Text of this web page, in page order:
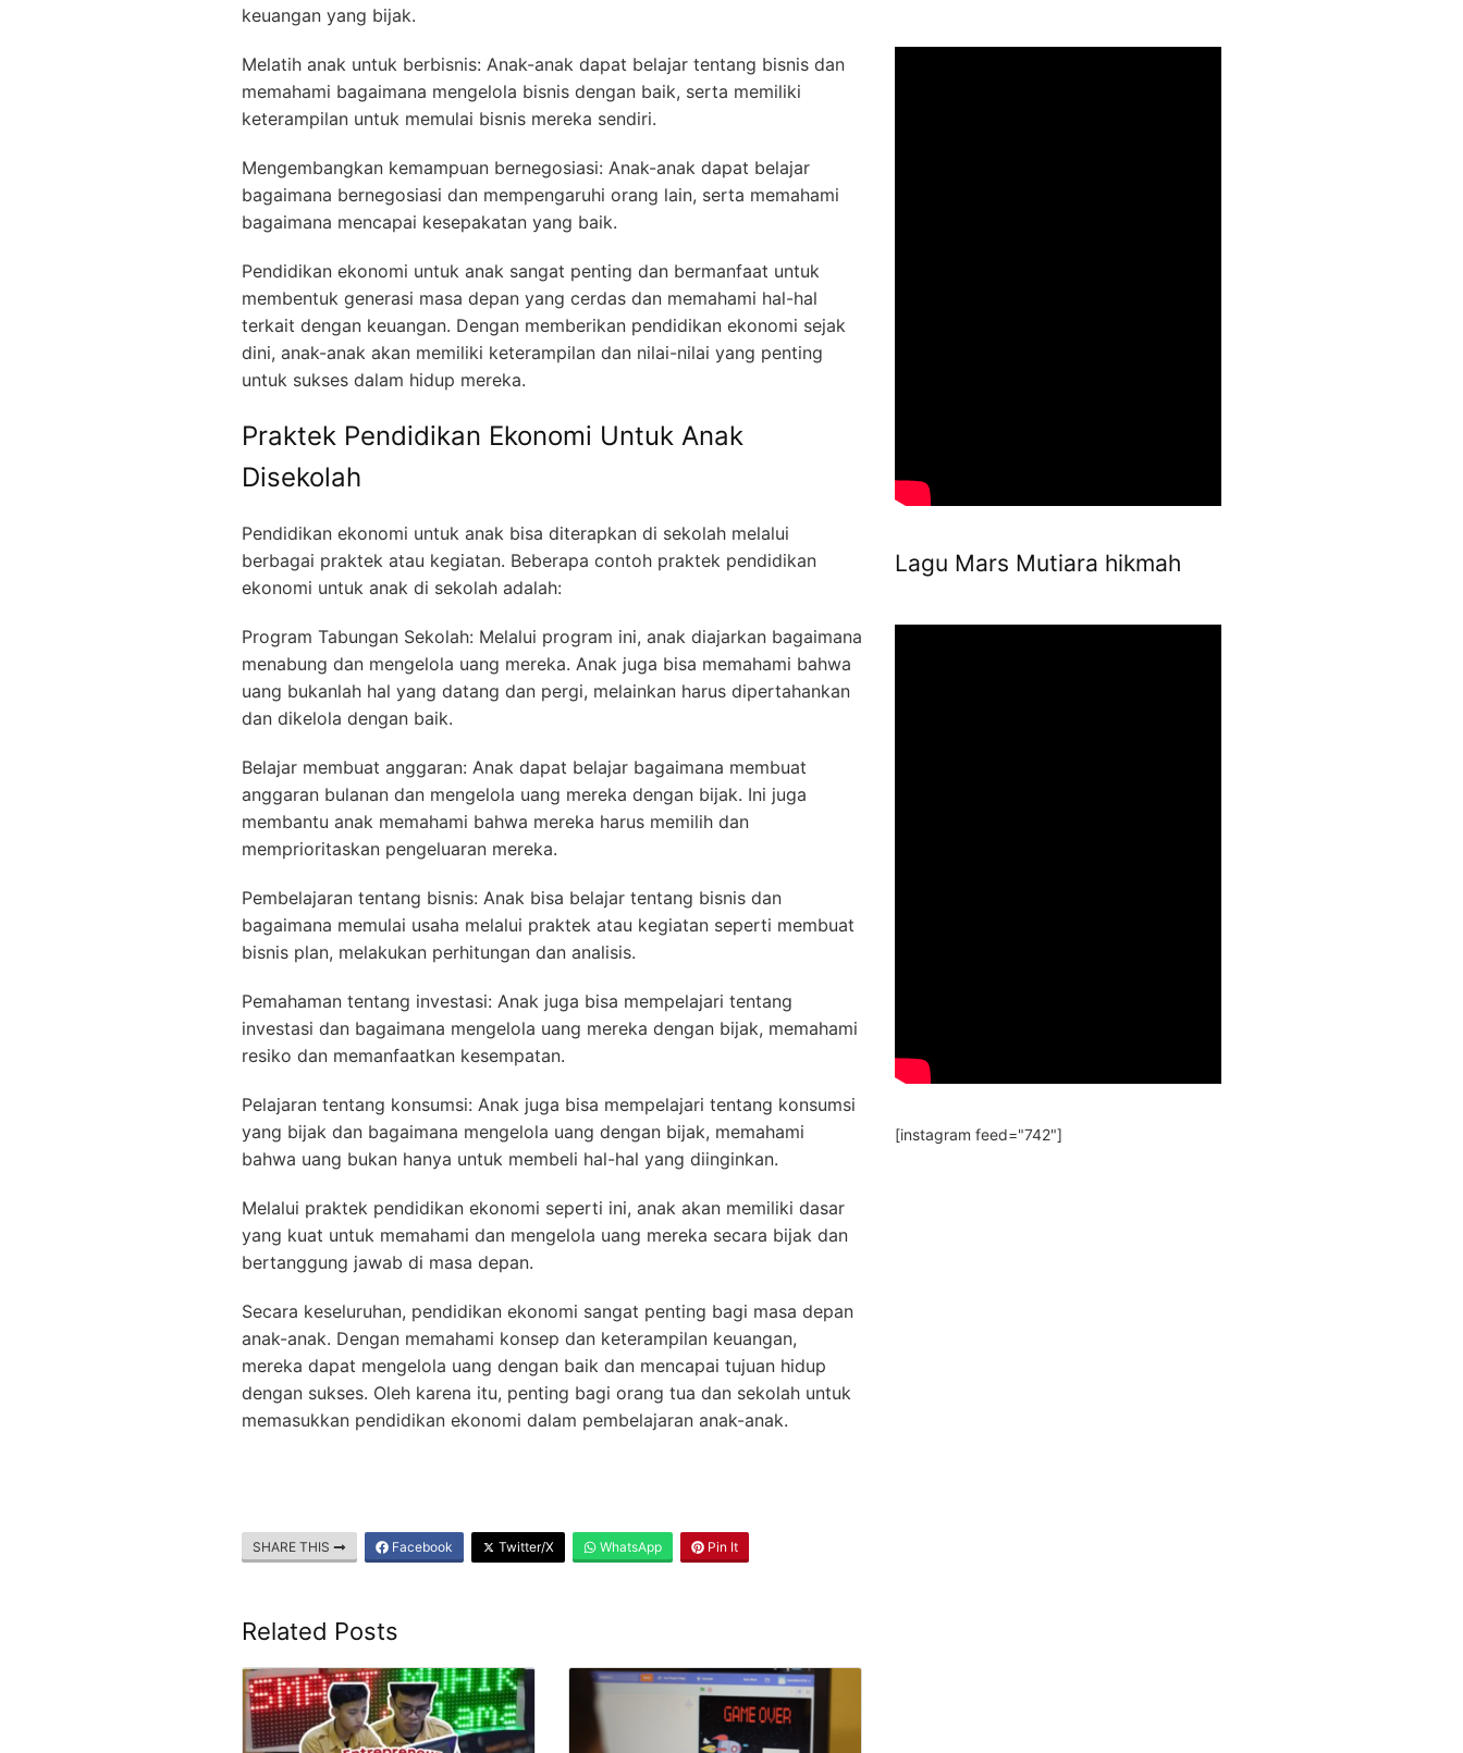
keuangan yang bijak.
Melatih anak untuk berbisnis: Anak-anak dapat belajar tentang bisnis dan
memahami bagaimana mengelola bisnis dengan baik, serta memiliki
keterampilan untuk memulai bisnis mereka sendiri.
Mengembangkan kemampuan bernegosiasi: Anak-anak dapat belajar
bagaimana bernegosiasi dan mempengaruhi orang lain, serta memahami
bagaimana mencapai kesepakatan yang baik.
Pendidikan ekonomi untuk anak sangat penting dan bermanfaat untuk
membentuk generasi masa depan yang cerdas dan memahami hal-hal
terkait dengan keuangan. Dengan memberikan pendidikan ekonomi sejak
dini, anak-anak akan memiliki keterampilan dan nilai-nilai yang penting
untuk sukses dalam hidup mereka.
Praktek Pendidikan Ekonomi Untuk Anak
Disekolah
Pendidikan ekonomi untuk anak bisa diterapkan di sekolah melalui
berbagai praktek atau kegiatan. Beberapa contoh praktek pendidikan
ekonomi untuk anak di sekolah adalah:
Program Tabungan Sekolah: Melalui program ini, anak diajarkan bagaimana
menabung dan mengelola uang mereka. Anak juga bisa memahami bahwa
uang bukanlah hal yang datang dan pergi, melainkan harus dipertahankan
dan dikelola dengan baik.
Belajar membuat anggaran: Anak dapat belajar bagaimana membuat
anggaran bulanan dan mengelola uang mereka dengan bijak. Ini juga
membantu anak memahami bahwa mereka harus memilih dan
memprioritaskan pengeluaran mereka.
Pembelajaran tentang bisnis: Anak bisa belajar tentang bisnis dan
bagaimana memulai usaha melalui praktek atau kegiatan seperti membuat
bisnis plan, melakukan perhitungan dan analisis.
Pemahaman tentang investasi: Anak juga bisa mempelajari tentang
investasi dan bagaimana mengelola uang mereka dengan bijak, memahami
resiko dan memanfaatkan kesempatan.
Pelajaran tentang konsumsi: Anak juga bisa mempelajari tentang konsumsi
yang bijak dan bagaimana mengelola uang dengan bijak, memahami
bahwa uang bukan hanya untuk membeli hal-hal yang diinginkan.
Melalui praktek pendidikan ekonomi seperti ini, anak akan memiliki dasar
yang kuat untuk memahami dan mengelola uang mereka secara bijak dan
bertanggung jawab di masa depan.
Secara keseluruhan, pendidikan ekonomi sangat penting bagi masa depan
anak-anak. Dengan memahami konsep dan keterampilan keuangan,
mereka dapat mengelola uang dengan baik dan mencapai tujuan hidup
dengan sukses. Oleh karena itu, penting bagi orang tua dan sekolah untuk
memasukkan pendidikan ekonomi dalam pembelajaran anak-anak.
SHARE THIS Facebook Twitter/X WhatsApp Pin It
Related Posts
Lagu Mars Mutiara hikmah
[instagram feed="742"]